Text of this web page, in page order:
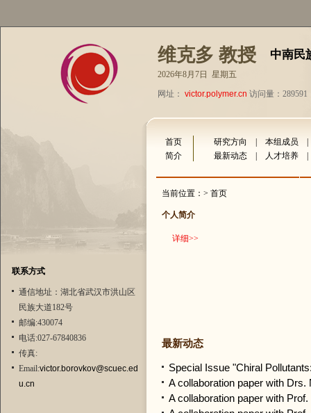
维克多 教授 中南民
2026年8月7日 星期五
网址： victor.polymer.cn 访问量：289591
联系方式
通信地址：湖北省武汉市洪山区
民族大道182号
邮编:430074
电话:027-67840836
传真:
Email:victor.borovkov@scuec.ed
u.cn
首页 研究方向 本组成员
简介
最新动态 人才培养
当前位置：> 首页
个人简介
详细>>
最新动态
Special Issue "Chiral
A collaboration paper with Drs.
A collaboration paper with